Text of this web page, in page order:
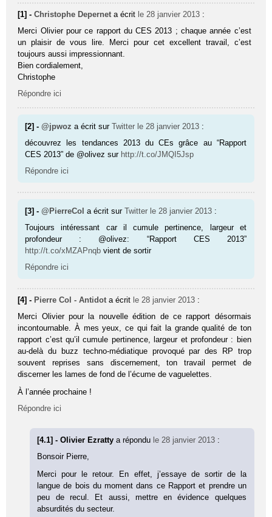
[1] -Christophe Depernet a écrit le 28 janvier 2013 :
Merci Olivier pour ce rapport du CES 2013 ; chaque année c’est
un plaisir de vous lire. Merci pour cet excellent travail, c’est
toujours aussi impressionnant.
Bien cordialement,
Christophe
Répondre ici
[2] -@jpwoz a écrit surTwitter le 28 janvier 2013 :
découvrez les tendances 2013 du CEs grâce au “Rapport
CES 2013” de @olivez sur http://t.co/JMQI5Jsp
Répondre ici
[3] -@PierreCol a écrit surTwitter le 28 janvier 2013 :
Toujours intéressant car il cumule pertinence, largeur et
profondeur : @olivez: “Rapport CES 2013”
http://t.co/xMZAPnqb vient de sortir
Répondre ici
[4] - Pierre Col - Antidot a écrit le 28 janvier 2013 :
Merci Olivier pour la nouvelle édition de ce rapport désormais
incontournable. À mes yeux, ce qui fait la grande qualité de ton
rapport c’est qu’il cumule pertinence, largeur et profondeur : bien
au-delà du buzz techno-médiatique provoqué par des RP trop
souvent reprises sans discernement, ton travail permet de
discerner les lames de fond de l’écume de vaguelettes.
À l’année prochaine !
Répondre ici
[4.1] - Olivier Ezrattya répondu le 28 janvier 2013 :
Bonsoir Pierre,
Merci pour le retour. En effet, j’essaye de sortir de la
langue de bois du moment dans ce Rapport et prendre un
peu de recul. Et aussi, mettre en évidence quelques
absurdités du secteur.